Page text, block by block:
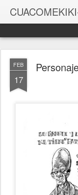
FEB
17